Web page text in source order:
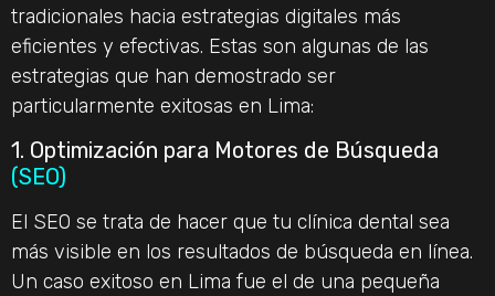
tradicionales hacia estrategias digitales más
eficientes y efectivas. Estas son algunas de las
estrategias que han demostrado ser
particularmente exitosas en Lima:
1. Optimización para Motores de Búsqueda
(SEO)
El SEO se trata de hacer que tu clínica dental sea
más visible en los resultados de búsqueda en línea.
Un caso exitoso en Lima fue el de una pequeña